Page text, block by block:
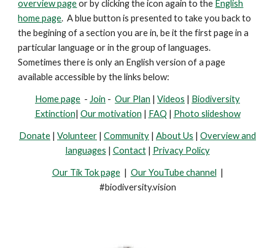
overview pageor by clicking the icon again to the English
home page. A blue button is presentedto take you back to
the begining of a section you are in, be it the first page in a
particular language or in the group of languages.
Sometimes there is only an English version of a page
available accessible by the links below:
Home page - Join - Our Plan | Videos | Biodiversity
Extinction| Our motivation | FAQ | Photo slideshow
Donate | Volunteer | Community | About Us | Overview and
languages | Contact| Privacy Policy
Our Tik Tok page| Our YouTube channel |
#biodiversity.vision